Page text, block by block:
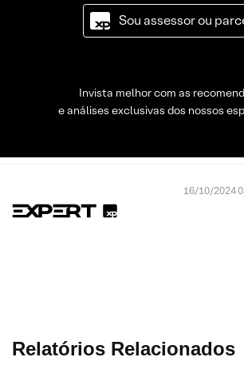
Sou assessor ou
Invista melhor com as
e análises exclusivas dos nossos
16/10/2024
Relatórios Relacionados